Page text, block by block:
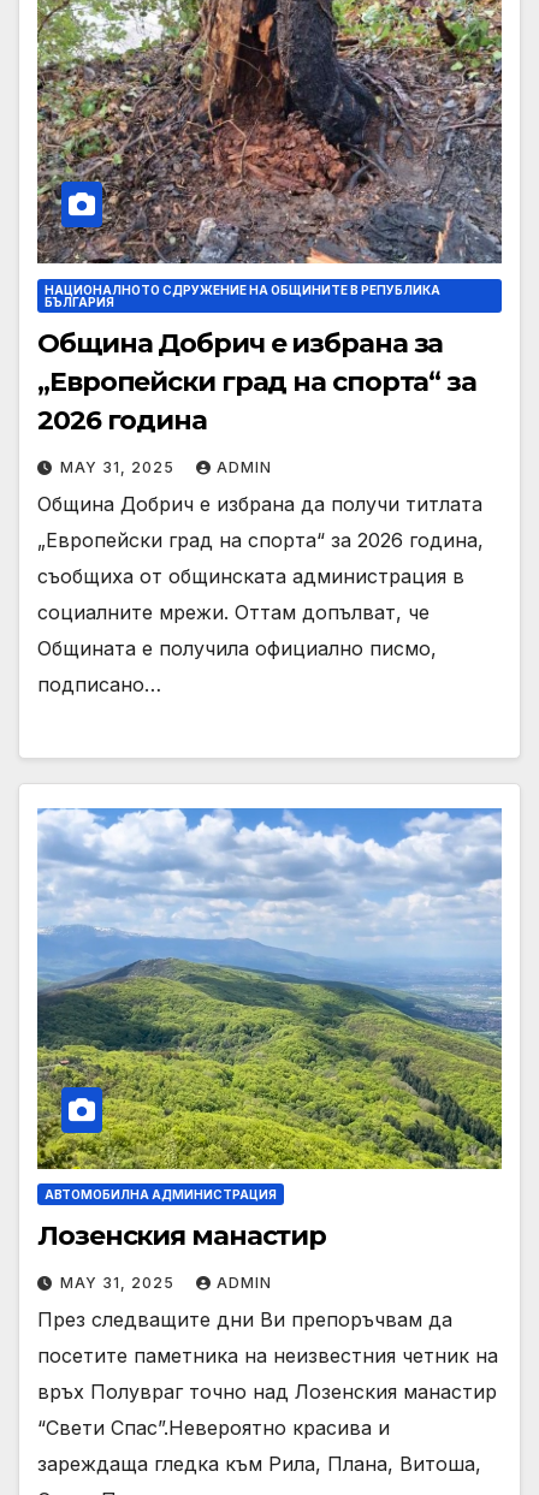
НАЦИОНАЛНОТО СДРУЖЕНИЕ НА ОБЩИНИТЕ В РЕПУБЛИКА
БЪЛГАРИЯ
Община Добрич е избрана за
„Европейски град на спорта“ за
2026 година
MAY 31, 2025 ADMIN
Община Добрич e избрана да получи титлата
„Европейски град на спорта“ за 2026 година,
съобщиха от общинската администрация в
социалните мрежи. Оттам допълват, че
Общината е получила официално писмо,
подписано…
АВТОМОБИЛНА АДМИНИСТРАЦИЯ
Лозенския манастир
MAY 31, 2025 ADMIN
През следващите дни Ви препоръчвам да
посетите паметника на неизвестния четник на
връх Полувраг точно над Лозенския манастир
“Свети Спас”.Невероятно красива и
зареждаща гледка към Рила, Плана, Витоша,